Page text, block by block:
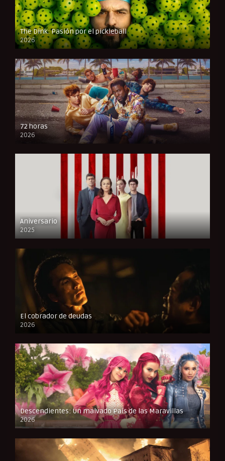
The Dink: Pasión por el pickleball
2026
FULL HD
72 horas
2026
FULL HD
Aniversario
2025
FULL HD
El cobrador de deudas
2026
FULL HD
Descendientes: Un malvado País de las Maravillas
2026
FULL HD